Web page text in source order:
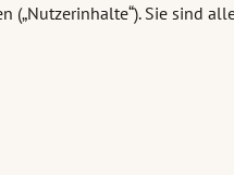
(„Nutzerinhalte“). Sie sind